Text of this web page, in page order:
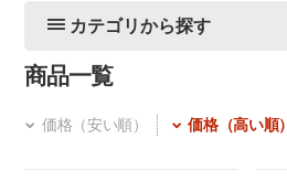
カテゴリから探す
商品一覧
価格（安い順） 価格（高い順）